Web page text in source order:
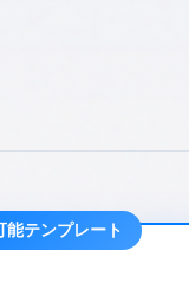
能テンプレート